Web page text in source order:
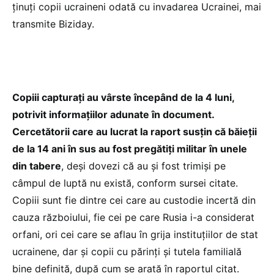
ținuți copii ucraineni odată cu invadarea Ucrainei, mai
transmite Biziday.
Copiii capturați au vârste începând de la 4 luni,
potrivit informațiilor adunate în document.
Cercetătorii care au lucrat la raport susțin că băieții
de la 14 ani în sus au fost pregătiți militar în unele
din tabere, deși dovezi că au și fost trimiși pe
câmpul de luptă nu există, conform sursei citate.
Copiii sunt fie dintre cei care au custodie incertă din
cauza războiului, fie cei pe care Rusia i-a considerat
orfani, ori cei care se aflau în grija instituţiilor de stat
ucrainene, dar şi copii cu părinţi şi tutela familială
bine definită, după cum se arată în raportul citat.